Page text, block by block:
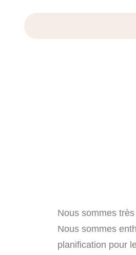
Nous sommes très
Nous sommes
planification pour